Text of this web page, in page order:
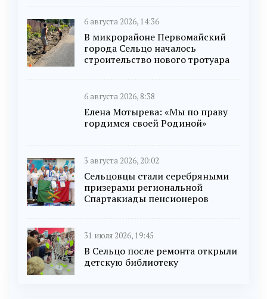
6 августа 2026, 14:36
В микрорайоне Первомайский
города Сельцо началось
строительство нового тротуара
6 августа 2026, 8:38
Елена Мотырева: «Мы по праву
гордимся своей Родиной»
3 августа 2026, 20:02
Сельцовцы стали серебряными
призерами региональной
Спартакиады пенсионеров
31 июля 2026, 19:45
В Сельцо после ремонта открыли
детскую библиотеку